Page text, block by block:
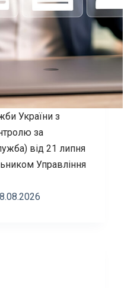
України з
за
від 21 липня
Управління